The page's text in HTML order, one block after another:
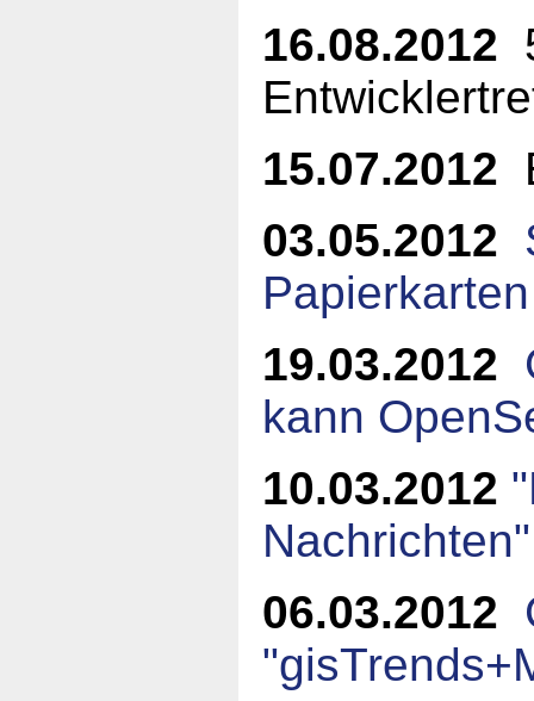
16.08.2012
15.07.2012
03.05.2012
19.03.2012
kann
10.03.2012
06.03.2012